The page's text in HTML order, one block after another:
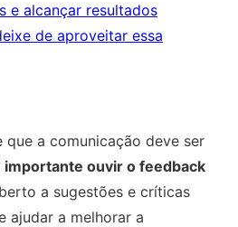
e alcançar resultados
de aproveitar essa
que a comunicação deve ser
importante ouvir o feedback
a sugestões e críticas
ajudar a melhorar a